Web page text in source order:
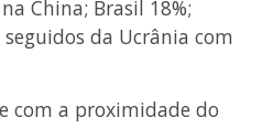
China; Brasil 18%;
seguidos da Ucrânia com
com a proximidade do